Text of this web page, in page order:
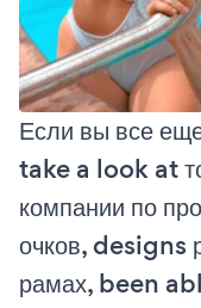
Если вы все
take a look at
компании по
очков, designs
рамах, been